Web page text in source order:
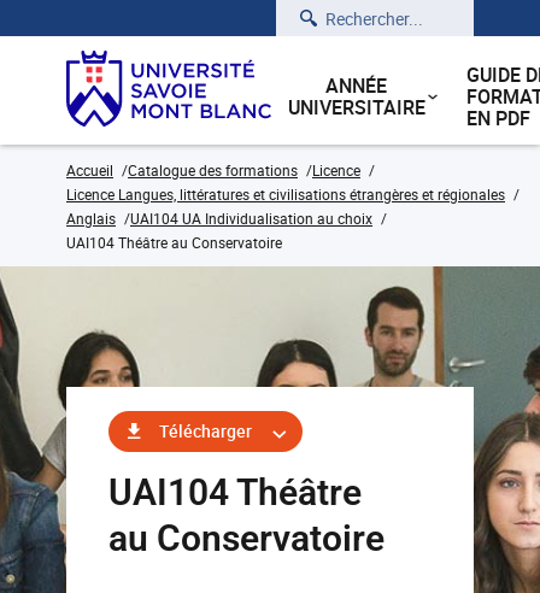
Rechercher
ANNÉE
UNIVERSITAIRE
GUIDE
EN PDF
Accueil Catalogue des formations
Licence
Licence Langues, littératures et civilisations étrangères et régionales
Anglais
UAI104 UA Individualisation au choix
UAI104 Théâtre au Conservatoire
Télécharger
UAI104 Théâtre
au Conservatoire